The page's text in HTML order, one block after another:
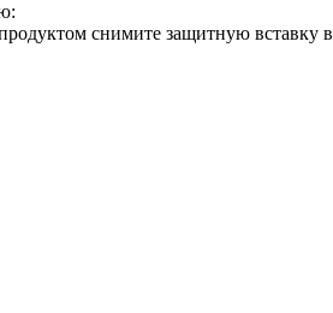
снимите защитную вставку